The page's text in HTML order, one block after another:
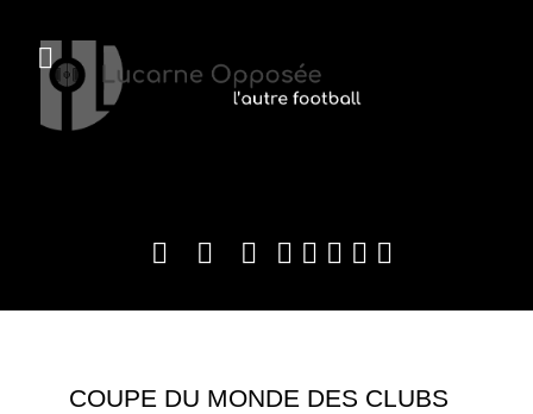
COUPE DU MONDE DES CLUBS